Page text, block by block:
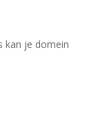
kan je domein